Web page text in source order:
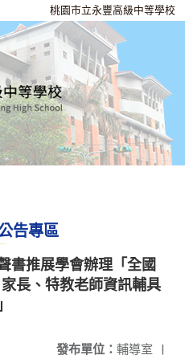
桃園市立永豐高級中等學校
告專區
書推展學會辦理「全國
長、特教老師資訊輔具
發布單位： 輔導室 |